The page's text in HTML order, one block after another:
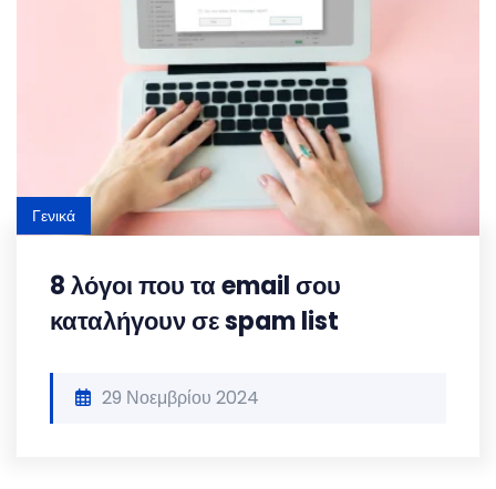
8 λόγοι που τα email σου
καταλήγουν σε spam list
29 Νοεμβρίου 2024
Γενικά